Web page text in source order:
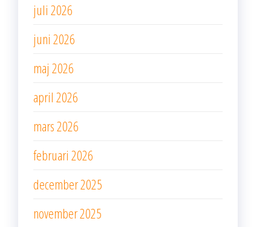
juli 2026
juni 2026
maj 2026
april 2026
mars 2026
februari 2026
december 2025
november 2025